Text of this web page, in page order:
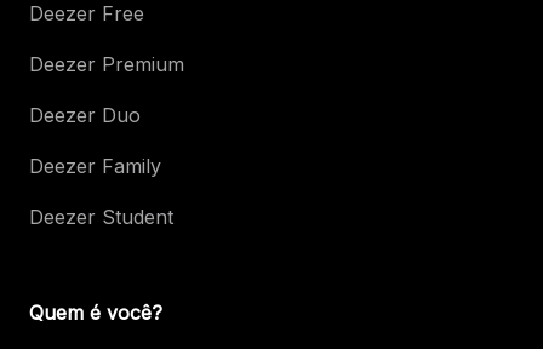
Deezer Free
Deezer Premium
Deezer Duo
Deezer Family
Deezer Student
Quem é você?